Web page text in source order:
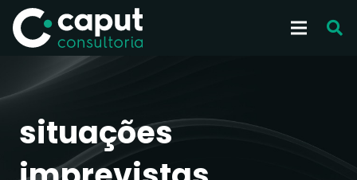
situações